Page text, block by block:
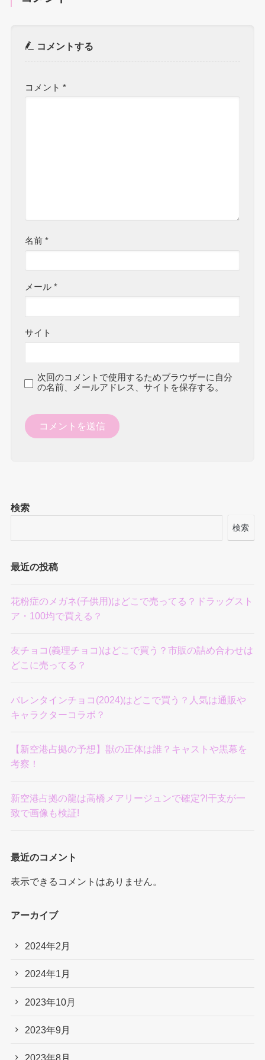
コメントする
コメント*
名前*
メール*
サイト
次回のコメントで使用するためブラウザーに自分
の名前、メールアドレス、サイトを保存する。
検索
検索
最近の投稿
花粉症のメガネ(子供用)はどこで売ってる？ドラッグスト
ア・100均で買える？
友チョコ(義理チョコ)はどこで買う？市販の詰め合わせは
どこに売ってる？
バレンタインチョコ(2024)はどこで買う？人気は通販や
キャラクターコラボ？
【新空港占拠の予想】獣の正体は誰？キャストや黒幕を
考察！
新空港占拠の龍は高橋メアリージュンで確定?!干支が一
致で画像も検証!
最近のコメント
表示できるコメントはありません。
アーカイブ
2024年2月
2024年1月
2023年10月
2023年9月
2023年8月